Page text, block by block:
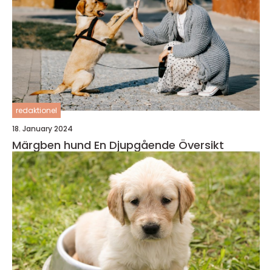
redaktionel
18. January 2024
Märgben hund En Djupgående Översikt